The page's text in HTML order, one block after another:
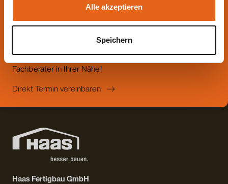
Alle akzeptieren
Speichern
Lassen Sie sich jetzt
beraten.
Die beste Beratung ist die persönliche - von einem Haas
Fachberater in Ihrer Nähe!
Direkt Termin vereinbaren
Haas Fertigbau GmbH